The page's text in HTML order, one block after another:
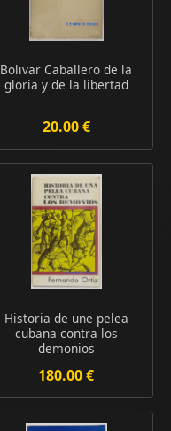
Bolivar Caballero de la
gloria y de la libertad
20.00 €
Historia de une pelea
cubana contra los
demonios
180.00 €